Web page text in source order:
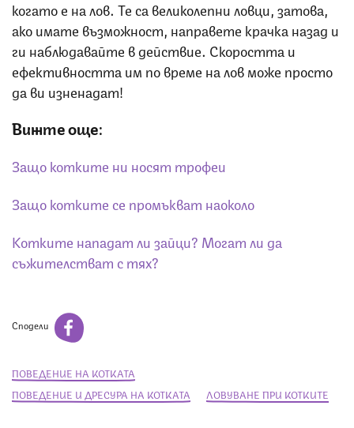
когато е на лов. Те са великолепни ловци, затова,
ако имате възможност, направете крачка назад и
ги наблюдавайте в действие. Скоростта и
ефективността им по време на лов може просто
да ви изненадат!
Вижте още:
Защо котките ни носят трофеи
Защо котките се промъкват наоколо
Котките нападат ли зайци? Могат ли да
съжителстват с тях?
Сподели
ПОВЕДЕНИЕ НА КОТКАТА
ПОВЕДЕНИЕ И ДРЕСУРА НА КОТКАТА
ЛОВУВАНЕ ПРИ КОТКИТЕ